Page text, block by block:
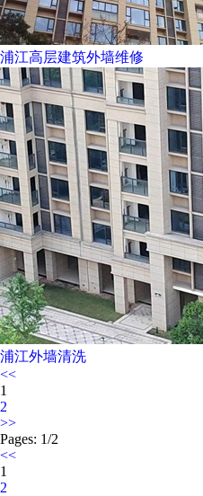
浦江高层建筑外墙维修
浦江外墙清洗
<<
1
2
>>
Pages: 1/2
<<
1
2